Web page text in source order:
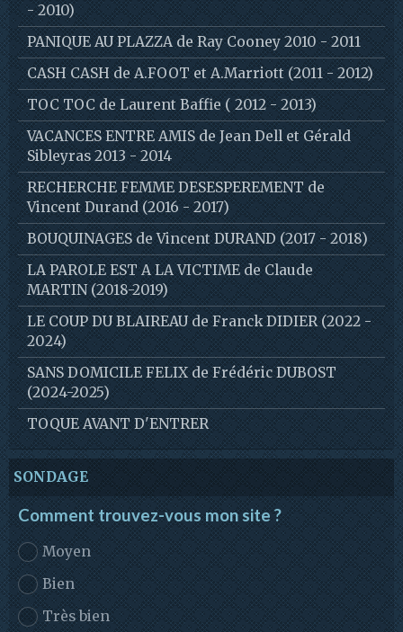
- 2010)
PANIQUE AU PLAZZA de Ray Cooney 2010 - 2011
CASH CASH de A.FOOT et A.Marriott (2011 - 2012)
TOC TOC de Laurent Baffie ( 2012 - 2013)
VACANCES ENTRE AMIS de Jean Dell et Gérald
Sibleyras 2013 - 2014
RECHERCHE FEMME DESESPEREMENT de
Vincent Durand (2016 - 2017)
BOUQUINAGES de Vincent DURAND (2017 - 2018)
LA PAROLE EST A LA VICTIME de Claude
MARTIN (2018-2019)
LE COUP DU BLAIREAU de Franck DIDIER (2022 -
2024)
SANS DOMICILE FELIX de Frédéric DUBOST
(2024-2025)
TOQUE AVANT D'ENTRER
SONDAGE
Comment trouvez-vous mon site ?
Moyen
Bien
Très bien